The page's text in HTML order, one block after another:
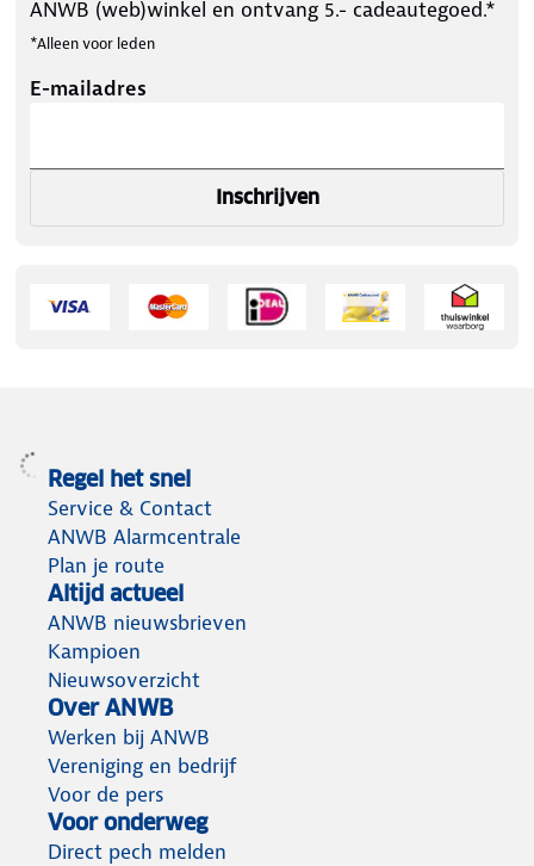
ANWB (web)winkel en ontvang 5.- cadeautegoed.*
*Alleen voor leden
E-mailadres
Inschrijven
Regel het snel
Service & Contact
ANWB Alarmcentrale
Plan je route
Altijd actueel
ANWB nieuwsbrieven
Kampioen
Nieuwsoverzicht
Over ANWB
Werken bij ANWB
Vereniging en bedrijf
Voor de pers
Voor onderweg
Direct pech melden